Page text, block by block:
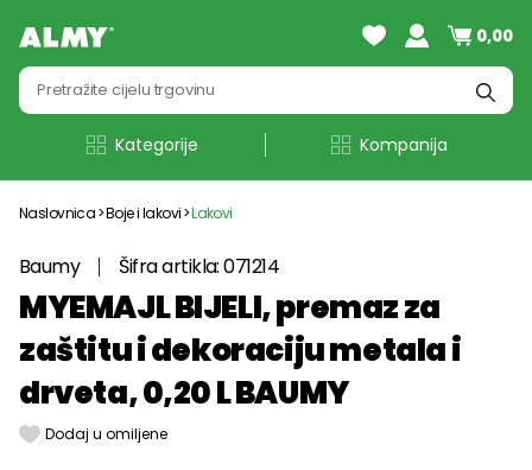
0,00
Kategorije Kompanija
Naslovnica Boje i lakovi Lakovi
Baumy Šifra artikla: 071214
MYEMAJL BIJELI, premaz za
zaštitu i dekoraciju metala i
drveta, 0,20 L BAUMY
Dodaj u omiljene